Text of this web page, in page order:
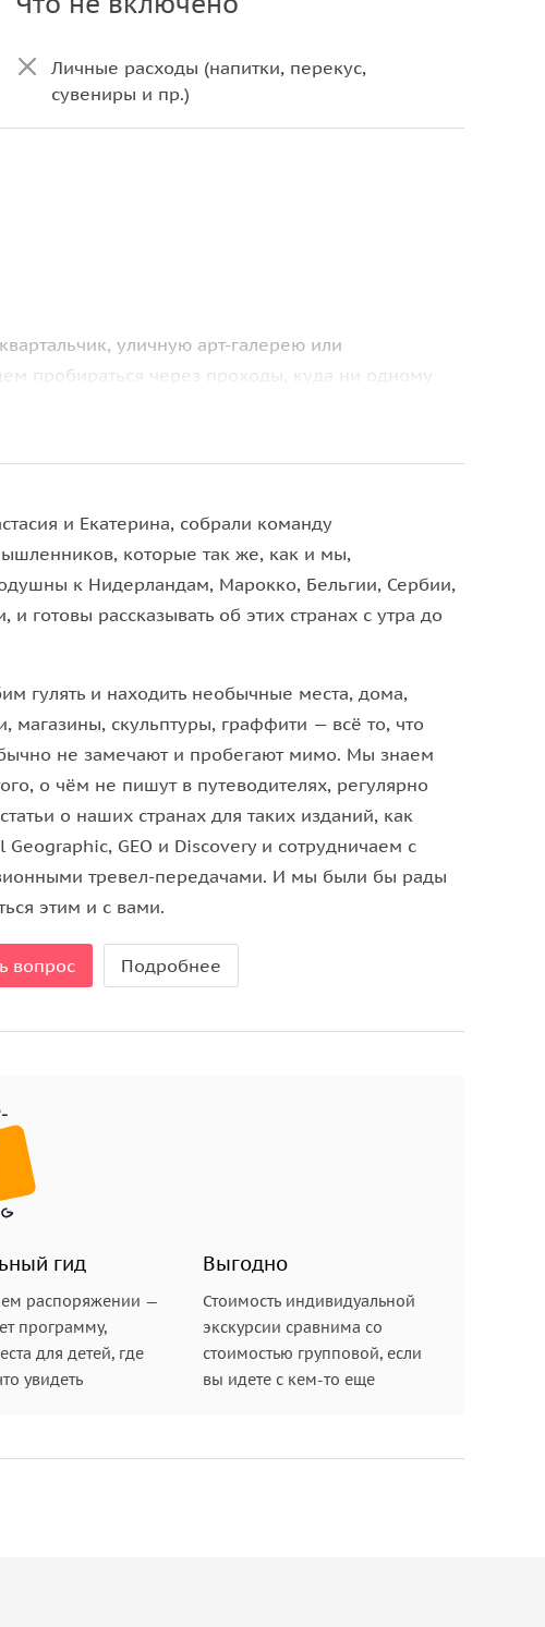
Личные расходы (напитки, перекус,
сувениры и пр.)
уличную арт-галерею или
пробираться через проходы, куда ни одному
и нос сунуть, разыщем необычные бары и
в двух шагах от парадных кварталов. Ну и много
дня, мы сможем дополнительно к экскурсии
открытие
И почему в Белграде это порой делают
вдохнула жизнь в умирающие пространства? Как
Спойлер: вовсе не те, от кого вы могли
что футбольные фанаты, выбиваясь из сил, несут
креативность называют «сумасшедшей»?
концов земного шара, навестим уличную
пространства. Побываем в дизайнерском
обязательно попробуем очень достойное
и удобную обувь.
вносить предоплату после письма гида о
и Екатерина, собрали команду
которые так же, как и мы,
к Нидерландам, Марокко, Бельгии, Сербии,
и готовы рассказывать об этих странах с утра до
гулять и находить необычные места, дома,
магазины, скульптуры, граффити — всё то, что
не замечают и пробегают мимо. Мы знаем
о чём не пишут в путеводителях, регулярно
о наших странах для таких изданий, как
Geographic, GEO и Discovery и сотрудничаем с
тревел-передачами. И мы были бы рады
этим и с вами.
вопрос Подробнее
гид
распоряжении —
программу,
для детей, где
увидеть
Выгодно
Стоимость индивидуальной
экскурсии сравнима со
стоимостью групповой, если
вы идете с кем-то еще